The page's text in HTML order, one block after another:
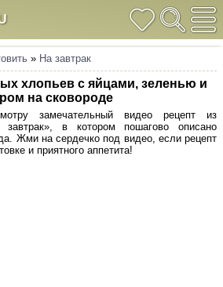
» На завтрак
хлопьев с яйцами, зеленью и
на сковороде
замечательный видео рецепт из
завтрак», в котором пошагово описано
Жми на сердечко под видео, если рецепт
и приятного аппетита!